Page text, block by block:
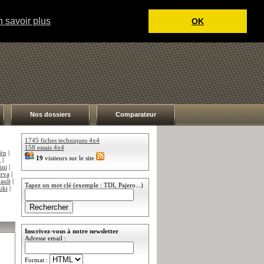
savoir plus OK
Nos dossiers Comparateur
|
|
|
|
|
|
1745 fiches techniques 4x4
158 essais 4x4
19 visiteurs sur le site
Tapez un mot clé (exemple : TDI, Pajero...)
Inscrivez-vous à notre newsletter
Adresse email :
Format :